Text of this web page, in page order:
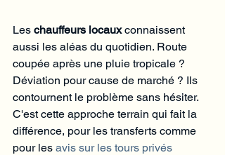
Les chauffeurs locaux connaissent
aussi les aléas du quotidien. Route
coupée après une pluie tropicale ?
Déviation pour cause de marché ? Ils
contournent le problème sans hésiter.
C'est cette approche terrain qui fait la
différence, pour les transferts comme
pour les avis sur les tours privés